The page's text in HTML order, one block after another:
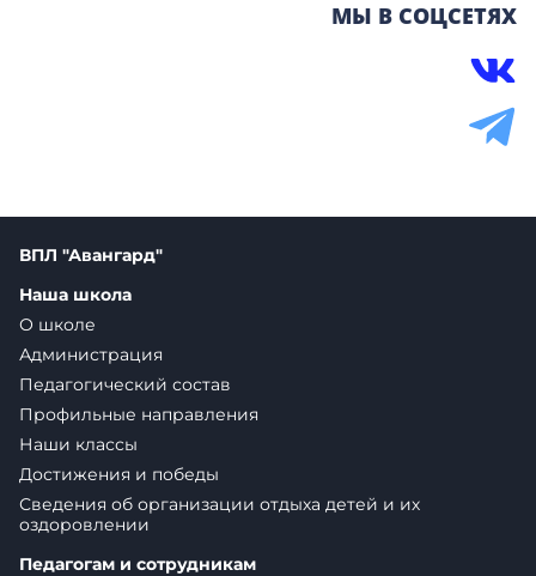
МЫ В СОЦСЕТЯХ
ВПЛ "Авангард"
Наша школа
О школе
Администрация
Педагогический состав
Профильные направления
Наши классы
Достижения и победы
Сведения об организации отдыха детей и их
оздоровлении
Педагогам и сотрудникам